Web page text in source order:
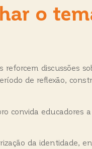
o
discussões
de reflexão,
convida educadores
da identidade,